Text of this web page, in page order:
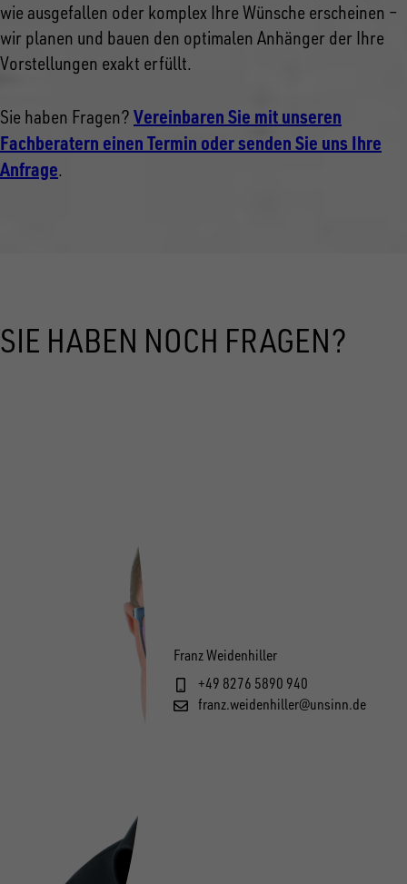
wie ausgefallen oder komplex Ihre Wünsche erscheinen –
wir planen und bauen den optimalen Anhänger der Ihre
Vorstellungen exakt erfüllt.
Sie haben Fragen? Vereinbaren Sie mit unseren
Fachberatern einen Termin oder senden Sie uns Ihre
Anfrage.
SIE HABEN NOCH FRAGEN?
Franz Weidenhiller
+49 8276 5890 940
franz.weidenhiller@unsinn.de